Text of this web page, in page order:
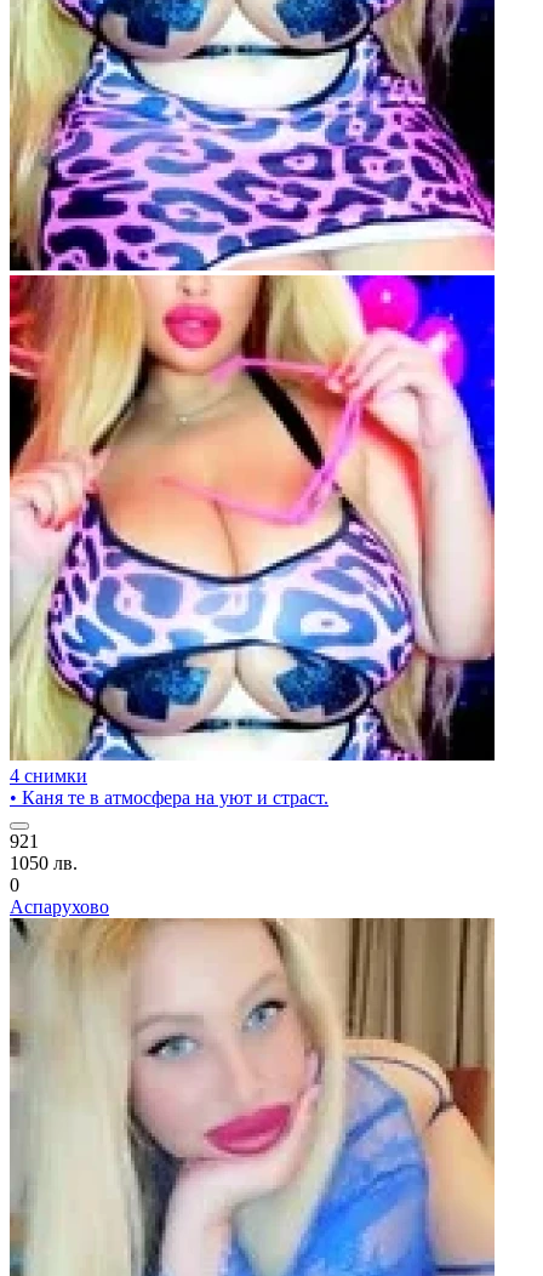
4 снимки
• Каня те в атмосфера на уют и страст.
921
1050 лв.
0
Аспарухово